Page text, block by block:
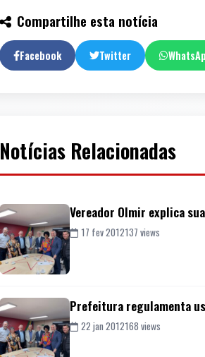
Compartilhe esta notícia
Facebook Twitter
Notícias Relacionadas
Vereador Olmir explica
17 fev 2012137 views
Prefeitura regulamenta
22 jan 2012168 views